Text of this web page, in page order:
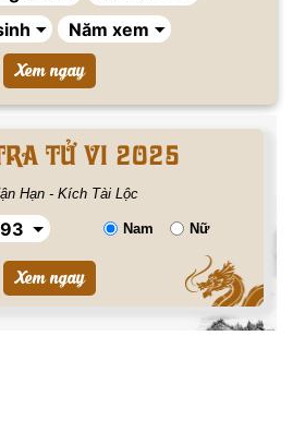
TỬ VI 2025
Hạn - Kích Tài Lộc
Nam Nữ